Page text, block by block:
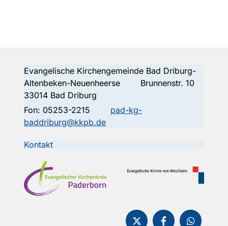
Evangelische Kirchengemeinde Bad Driburg-
Altenbeken-Neuenheerse Brunnenstr. 10
33014 Bad Driburg
Fon: 05253-2215
pad-kg-
baddriburg@kkpb.de
Kontakt